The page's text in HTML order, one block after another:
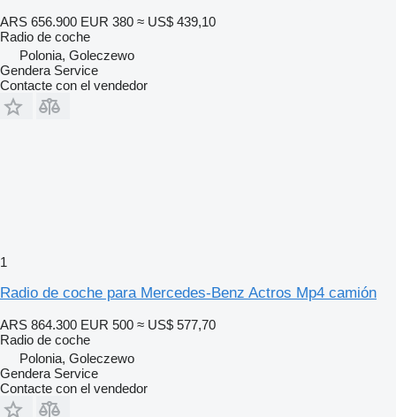
ARS 656.900 EUR 380 ≈ US$ 439,10
Radio de coche
Polonia, Goleczewo
Gendera Service
Contacte con el vendedor
1
Radio de coche para Mercedes-Benz Actros Mp4 camión
ARS 864.300 EUR 500 ≈ US$ 577,70
Radio de coche
Polonia, Goleczewo
Gendera Service
Contacte con el vendedor